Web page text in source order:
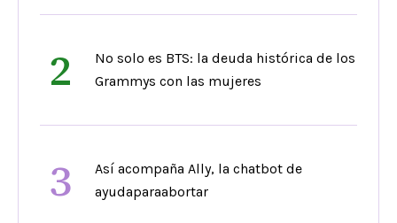
2
No solo es BTS: la deuda histórica de los
Grammys con las mujeres
3
Así acompaña Ally, la chatbot de
ayudaparaabortar